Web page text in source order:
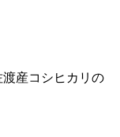
産コシヒカリの